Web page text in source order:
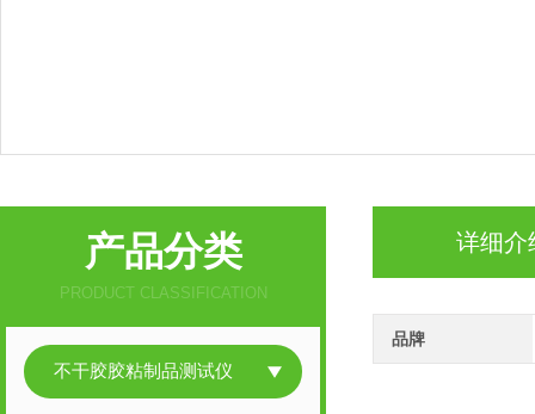
详细介
品牌
产品分类
PRODUCT CLASSIFICATION
不干胶胶粘制品测试仪